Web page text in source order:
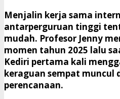
​Menjalin kerja sama
antarperguruan tinggi
mudah. Profesor Jenny
momen tahun 2025 lalu
Kediri pertama kali
keraguan sempat muncul
perencanaan.